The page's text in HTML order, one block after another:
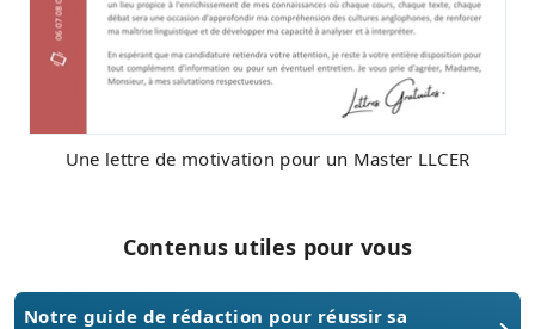
Une lettre de motivation pour un Master LLCER
Contenus utiles pour vous
Notre guide de rédaction pour réussir sa